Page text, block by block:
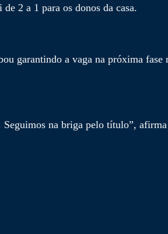
2 a 1 para os donos da casa.
garantindo a vaga na próxima fase
na briga pelo título”, afirma